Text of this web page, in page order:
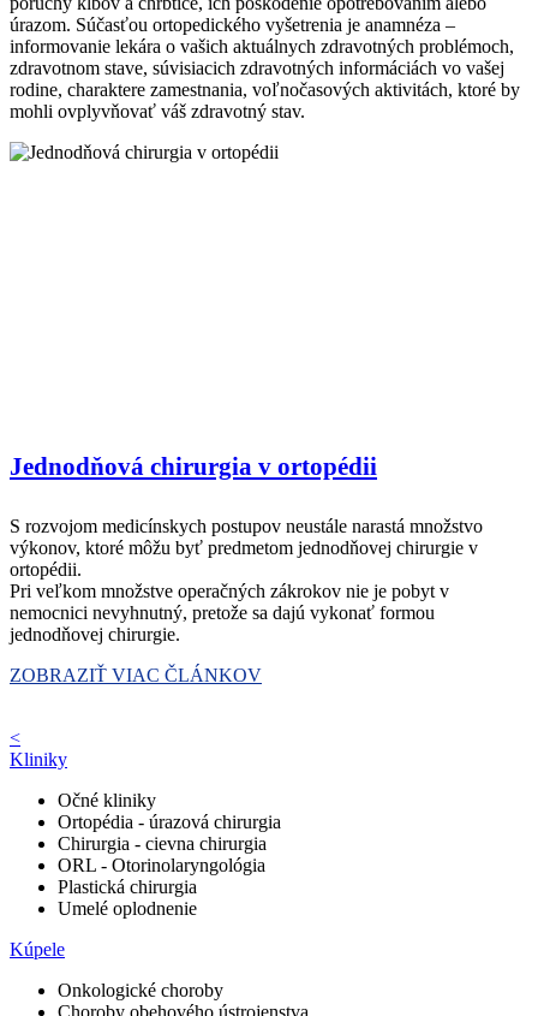
úrazom. Súčasťou ortopedického vyšetrenia je anamnéza –
informovanie lekára o vašich aktuálnych zdravotných problémoch,
zdravotnom stave, súvisiacich zdravotných informáciách vo vašej
rodine, charaktere zamestnania, voľnočasových aktivitách, ktoré by
mohli ovplyvňovať váš zdravotný stav.
Jednodňová chirurgia v ortopédii
S rozvojom medicínskych postupov neustále narastá množstvo
výkonov, ktoré môžu byť predmetom jednodňovej chirurgie v
ortopédii.
Pri veľkom množstve operačných zákrokov nie je pobyt v
nemocnici nevyhnutný, pretože sa dajú vykonať formou
jednodňovej chirurgie.
ZOBRAZIŤ VIAC ČLÁNKOV
<
Kliniky
Očné kliniky
Ortopédia - úrazová chirurgia
Chirurgia - cievna chirurgia
ORL - Otorinolaryngológia
Plastická chirurgia
Umelé oplodnenie
Kúpele
Onkologické choroby
Choroby obehového ústrojenstva